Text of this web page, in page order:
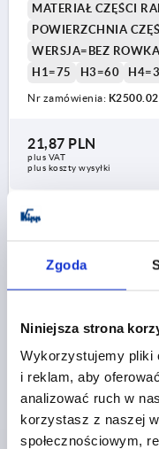
Zgoda
Niniejsza strona
Wykorzystujemy pliki
i reklam, aby
analizować ruch w
korzystasz z naszej
społecznościowym,
MATERIAŁ CZĘŚCI
POWIERZCHNIA
WERSJA=BEZ ROWKA
H1=75
H3=60
Nr zamówienia:
21,87 PLN
plus VAT
plus koszty wysyłki
K2500
ZAWIAS
UNBEHANDELT,
FORMA=B